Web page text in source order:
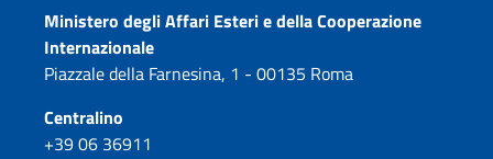
Contatti
Ministero degli Affari Esteri e della Cooperazione
Internazionale
Piazzale della Farnesina, 1 - 00135 Roma
Centralino
+39 06 36911